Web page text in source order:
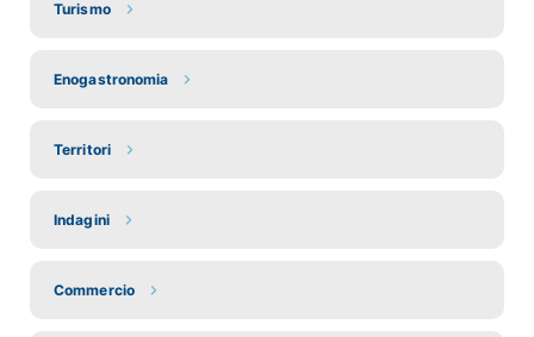
Turismo
Enogastronomia
Territori
Indagini
Commercio